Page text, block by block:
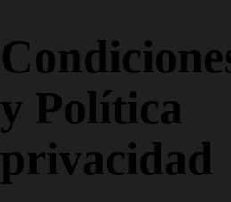
y Política
privacidad